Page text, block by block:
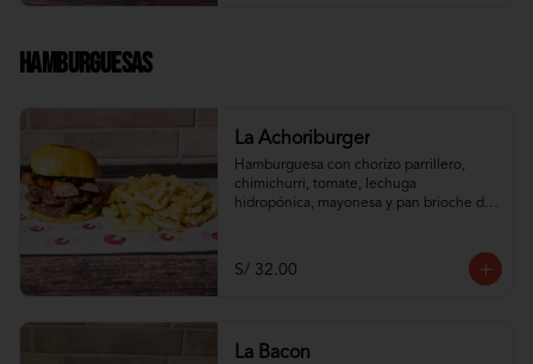
Hamburguesas
La Achoriburger
Hamburguesa con chorizo parrillero,
chimichurri, tomate, lechuga
hidropónica, mayonesa y pan brioche de
S/ 32.00
La Bacon